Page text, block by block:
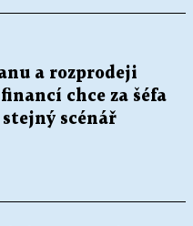
a rozprodeji
chce za šéfa
scénář